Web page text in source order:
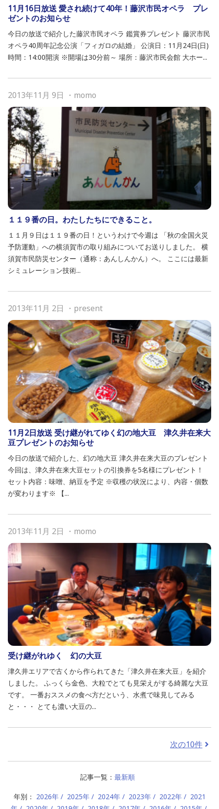
11月16日放送 愛され続けて40年！藤沢市民オペラ プレ
ゼントのお知らせ
今日の放送で紹介した藤沢市民オペラ 鑑賞券プレゼント 藤沢市民
オペラ40周年記念公演「フィガロの結婚」 公演日：11月24日(日)
時間：14:00開演 ※開場は30分前～ 場所：藤沢市民会館 大ホー...
2013年11月 9日 ・ momo
１１９番の日。わたしたちにできること。
１１月９日は１１９番の日！というわけで今週は 「秋の全国火災
予防運動」への横須賀市の取り組みについてお送りしました。 横
須賀市民防災センター（通称：あんしんかん）へ。 ここには最新
シミュレーション技術...
2013年11月 2日 ・ present
11月2日放送 受け継がれてゆく幻の地大豆 津久井在来大
豆プレゼントのお知らせ
今日の放送で紹介した、幻の地大豆 津久井在来大豆のプレゼント
今回は、津久井在来大豆セットの引換券を5名様にプレゼント！
セット内容：味噌、納豆を予定 ※収穫の状況により、内容・個数
が変わります※ 【...
2013年11月 2日 ・ momo
受け継がれゆく 幻の大豆
津久井エリアで古くから作られてきた「津久井在来大豆」を紹介
しました。 ふっくら金色、大粒でとても見栄えがする綺麗な大豆
です。 一番おススメの食べ方だという、水煮で味見してみる
と・・・ とても濃い大豆の...
次の10件
記事一覧： 最新順
年別： 2026年 2025年 2024年 2023年 2022年
2021